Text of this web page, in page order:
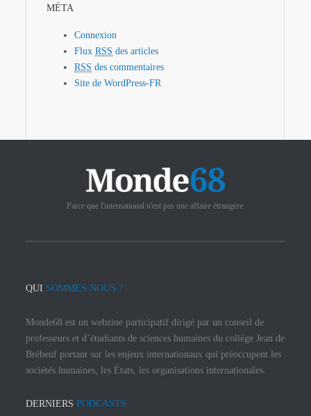
MÉTA
Connexion
FluxRSS des articles
RSS des commentaires
Site de WordPress-FR
Parce que l'international n'est pas une affaire étrangère.
QUI SOMMES NOUS ?
Monde68 est un webzine participatif dirigé par un conseil de
professeurs et d’étudiants de sciences humaines du collège Jean de
Brébeuf portant sur les enjeux internationaux qui préoccupent les
sociétés humaines, les États, les organisations internationales.
DERNIERS PODCASTS